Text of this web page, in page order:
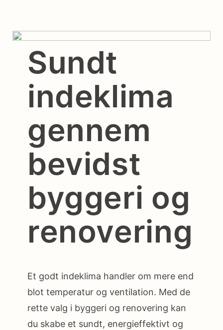
Sundt
indeklima
gennem
bevidst
byggeri og
renovering
Et godt indeklima handler om mere end
blot temperatur og ventilation. Med de
rette valg i byggeri og renovering kan
du skabe et sundt, energieffektivt og